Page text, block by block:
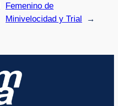
Femenino de
Minivelocidad y Trial
→